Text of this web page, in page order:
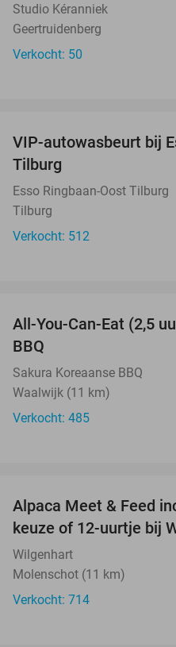
Studio Kéranniek
Geertruidenberg
Verkocht: 50
VIP-autowasbeurt bij
Tilburg
Esso Ringbaan-Oost Tilburg
Tilburg
Verkocht: 512
All-You-Can-Eat (2,5
BBQ
Sakura Koreaanse BBQ
Waalwijk (11 km)
Verkocht: 485
Alpaca Meet & Feed
keuze of 12-uurtje bij
Wilgenhart
Molenschot (11 km)
Verkocht: 714